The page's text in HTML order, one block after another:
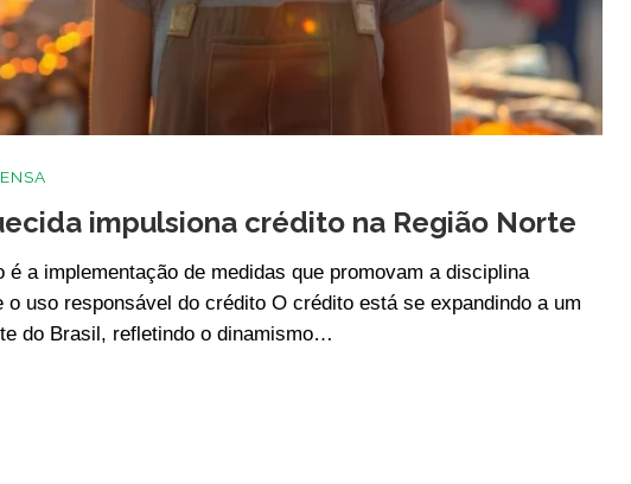
impulsiona crédito na Região Norte
a implementação de medidas que promovam a disciplina
uso responsável do crédito O crédito está se expandindo a um
do Brasil, refletindo o dinamismo…